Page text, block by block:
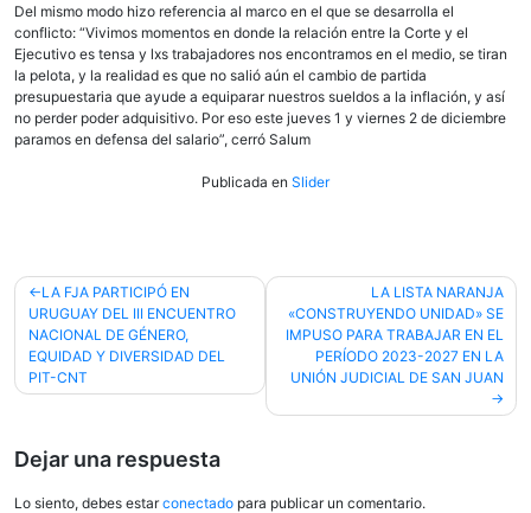
Del mismo modo hizo referencia al marco en el que se desarrolla el
conflicto: “Vivimos momentos en donde la relación entre la Corte y el
Ejecutivo es tensa y lxs trabajadores nos encontramos en el medio, se tiran
la pelota, y la realidad es que no salió aún el cambio de partida
presupuestaria que ayude a equiparar nuestros sueldos a la inflación, y así
no perder poder adquisitivo. Por eso este jueves 1 y viernes 2 de diciembre
paramos en defensa del salario”, cerró Salum
Publicada en Slider
Navegación
de
entradas
LA FJA PARTICIPÓ EN
URUGUAY DEL III ENCUENTRO
NACIONAL DE GÉNERO,
EQUIDAD Y DIVERSIDAD DEL
PIT-CNT
LA LISTA NARANJA
«CONSTRUYENDO UNIDAD» SE
IMPUSO PARA TRABAJAR EN EL
PERÍODO 2023-2027 EN LA
UNIÓN JUDICIAL DE SAN JUAN
Dejar una respuesta
Lo siento, debes estarconectado para publicar un comentario.